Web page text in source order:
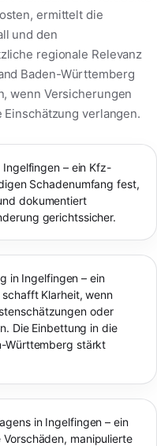
ermittelt die
und den
regionale Relevanz
Baden-Württemberg
wenn Versicherungen
verlangen.
Ingelfingen – ein Kfz-
Schadenumfang fest,
dokumentiert
gerichtssicher.
in Ingelfingen – ein
Klarheit, wenn
oder
Die Einbettung in die
Württemberg stärkt
in Ingelfingen – ein
manipulierte